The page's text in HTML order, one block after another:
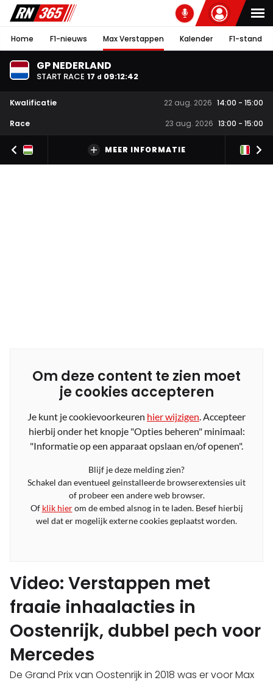
Home F1-nieuws Max Verstappen Kalender F1-stand
GP NEDERLAND
START RACE 17 d 09:12:41
Kwalificatie 22 aug. 2026 14:00 - 15:00
Race
23 aug. 2026 13:00 - 15:00
MEER INFORMATIE
Om deze content te zien moet
je cookies accepteren
Je kunt je cookievoorkeuren hier wijzigen. Accepteer
hierbij onder het knopje "Opties beheren" minimaal:
"Informatie op een apparaat opslaan en/of openen".
Blijf je deze melding zien?
Schakel dan eventueel geinstalleerde browserextensies uit
of probeer een andere web browser.
Of klik hierom de embed alsnog in te laden. Besef hierbij
wel dat er mogelijk externe cookies geplaatst worden.
Video: Verstappen met
fraaie inhaalacties in
Oostenrijk, dubbel pech voor
Mercedes
De Grand Prix van Oostenrijk in 2018 was er voor Max